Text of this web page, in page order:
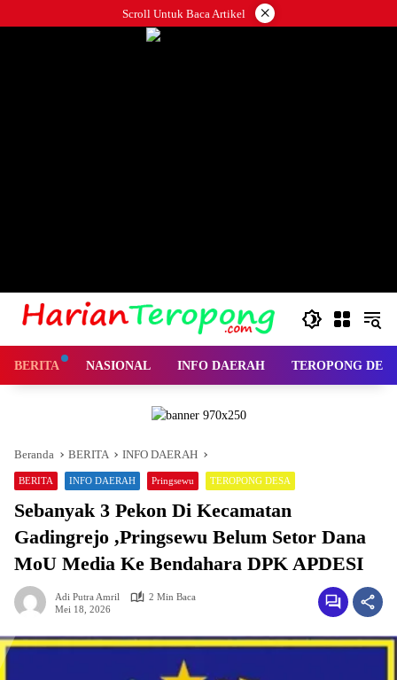
ke
Scroll Untuk Baca Artikel ×
BERITA NASIONAL INFO DAERAH TEROPONG
Beranda BERITA INFO DAERAH
BERITA INFO DAERAH Pringsewu TEROPONG DESA
Sebanyak 3 Pekon Di Kecamatan
Gadingrejo ,Pringsewu Belum Setor Dana
MoU Media Ke Bendahara DPK APDESI
Adi Putra Amril
2 Min Baca
Mei 18, 2026